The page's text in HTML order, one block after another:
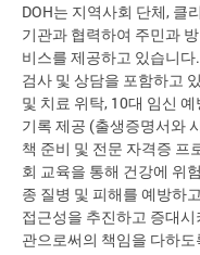
DOH는 지역사회 단체, 클
기관과 협력하여 주민과
비스를 제공하고 있습니
검사 및 상담을 포함하고
및 치료 위탁, 10대 임신
기록 제공 (출생증명서와
책 준비 및 전문 자격증 프
회 교육을 통해 건강에 위
종 질병 및 피해를 예방하
접근성을 추진하고 증대
관으로써의 책임을 다하